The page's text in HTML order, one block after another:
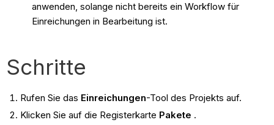
anwenden, solange nicht bereits ein Workflow für
Einreichungen in Bearbeitung ist.
Schritte
Rufen Sie das Einreichungen-Tool des Projekts auf.
Klicken Sie auf die Registerkarte Pakete .